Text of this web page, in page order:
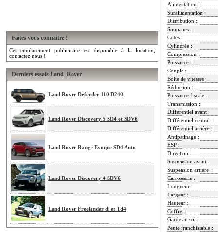
Faites vous connaitre !
Cet emplacement publicitaire est disponible à la location,
contactez nous !
Derniers essais Land_Rover
Land Rover Defender 110 D240
Land Rover Discovery 5 SD4 et SDV6
Land Rover Range Evoque SD4 Auto
Land Rover Discovery 4 SDV6
Land Rover Freelander di et Td4
Alimentation :
Suralimentation :
Distribution :
Soupapes :
Côtes :
Cylindrée :
Compression :
Puissance :
Couple :
Boite de vitesses :
Réduction :
Puissance fiscale :
Transmission :
Différentiel avant :
Différentiel central :
Différentiel arrière :
Antipatinage :
ESP :
Direction :
Suspension avant :
Suspension arrière :
Carrosserie :
Longueur :
Largeur :
Hauteur :
Coffre :
Garde au sol :
Pente franchissable :